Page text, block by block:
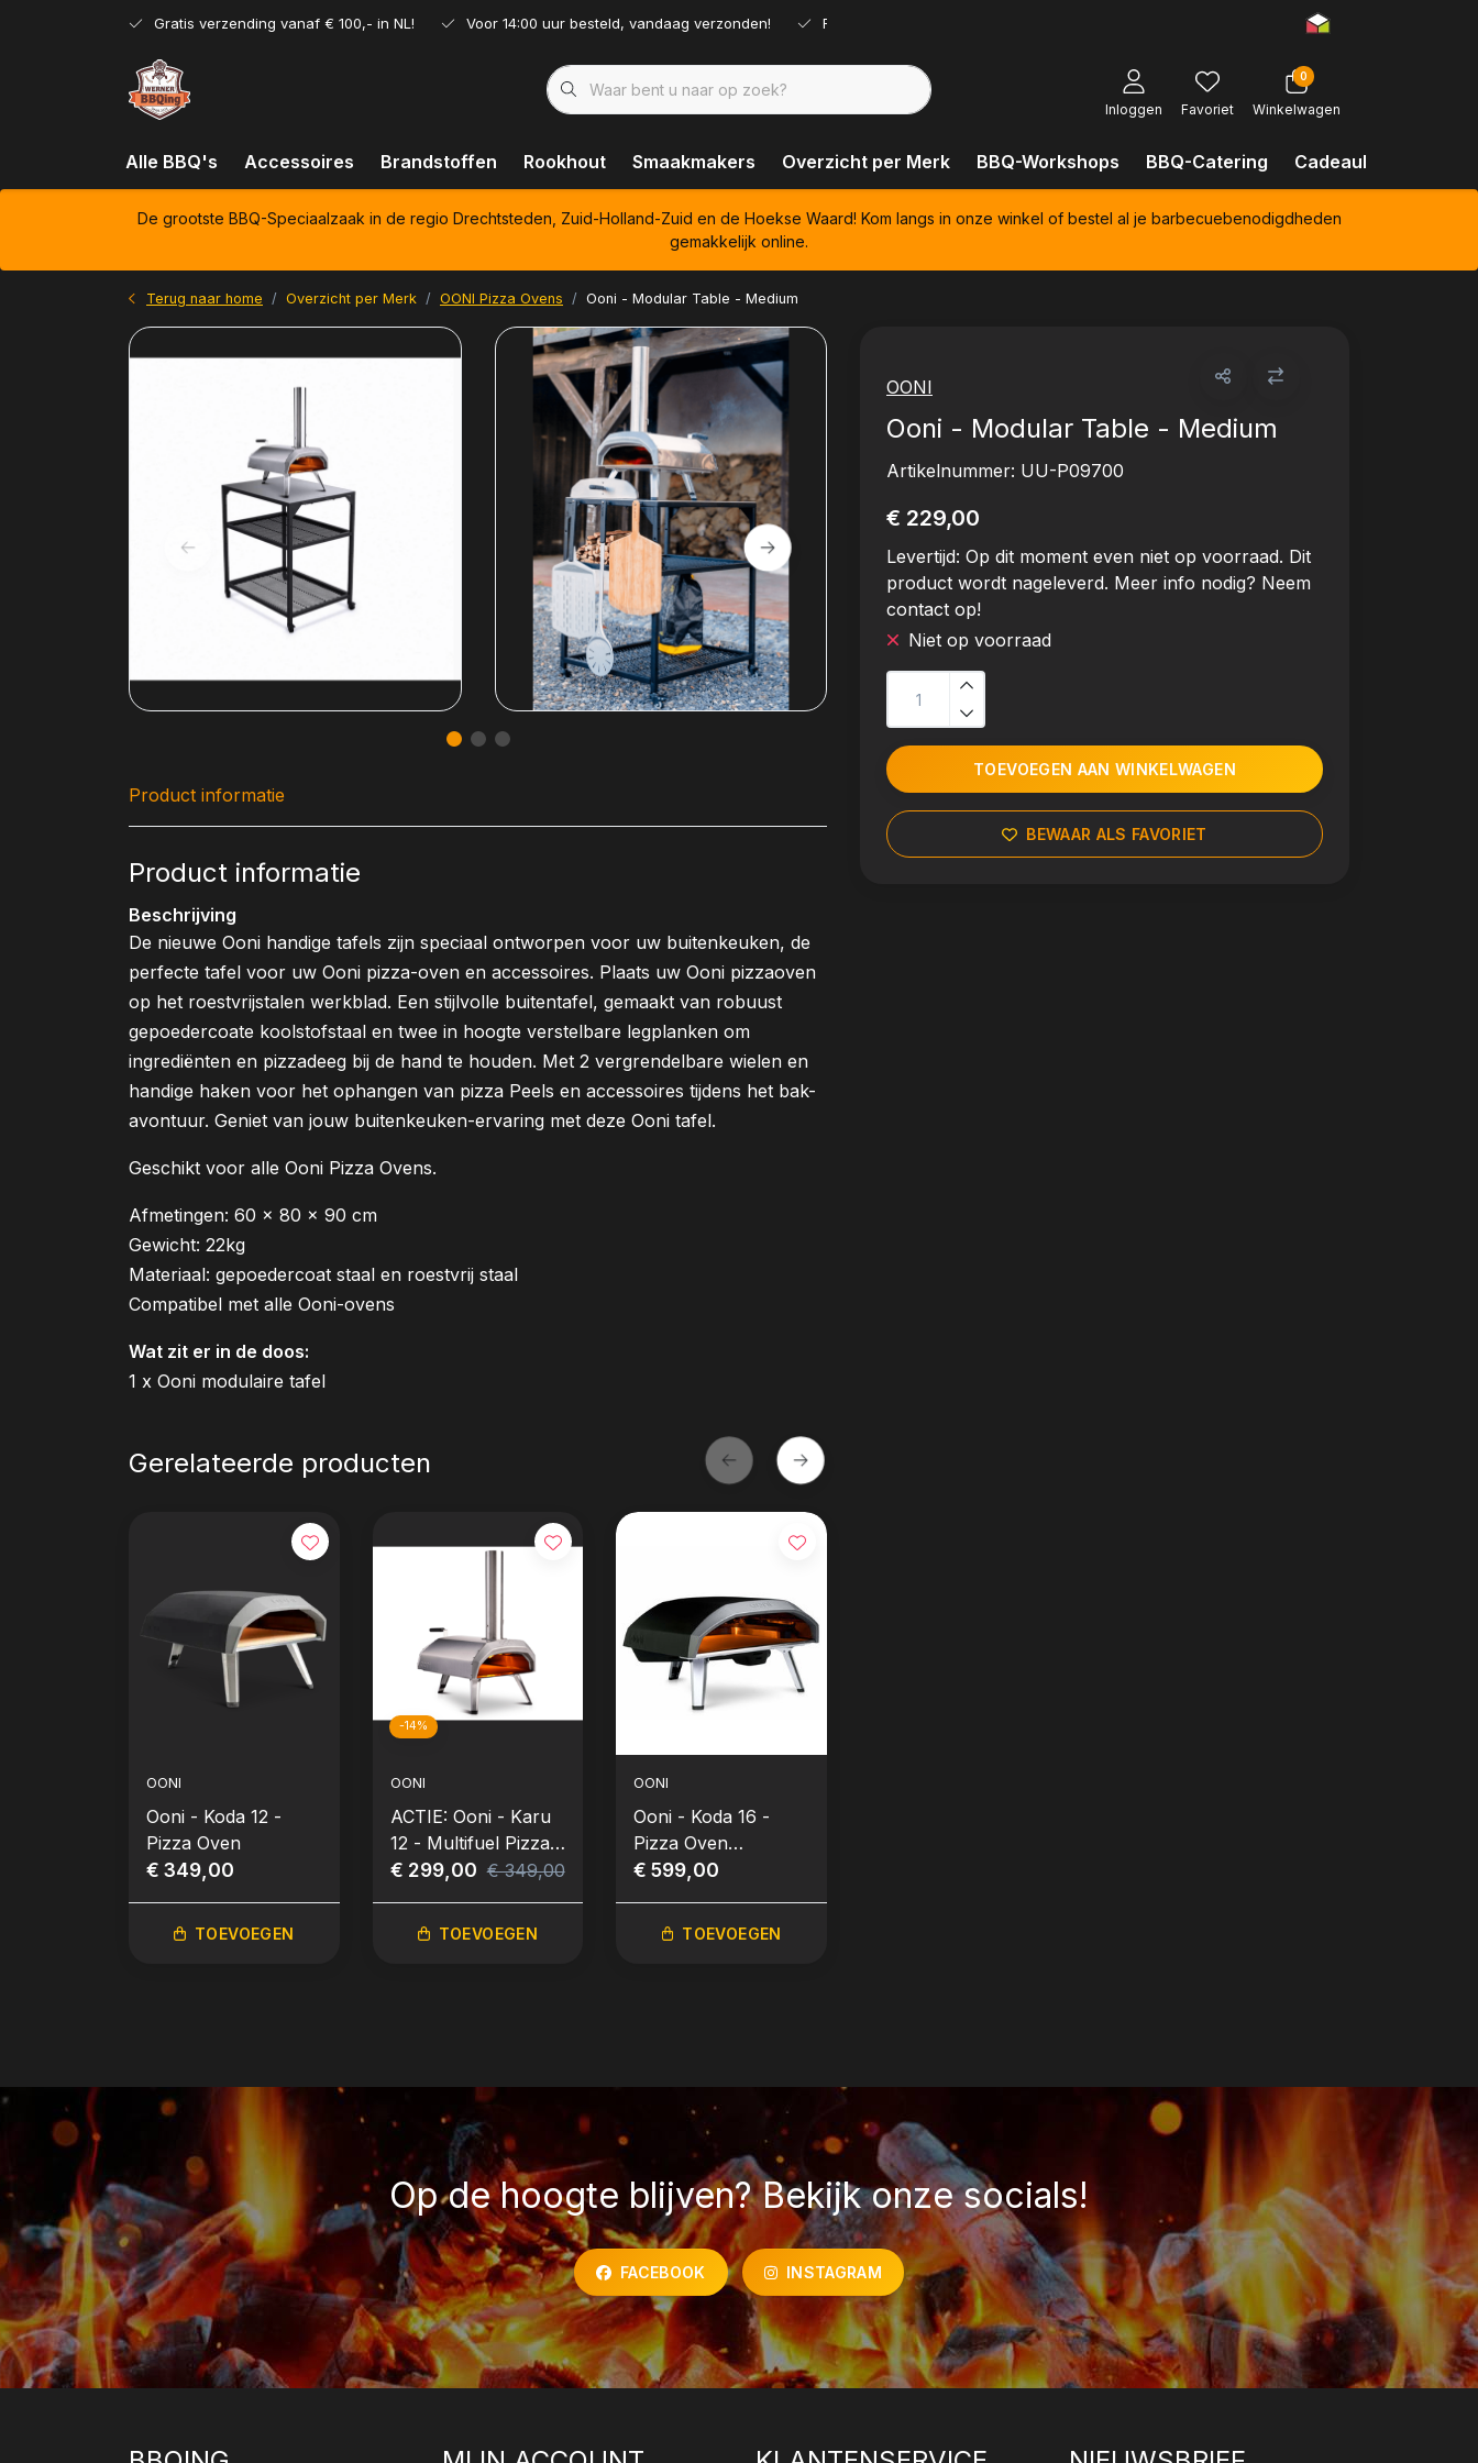
Gratis verzending vanaf € 100,- in NL! Voor 14:00 uur besteld, vandaag verzonden! Ruim assortiment!
Inloggen Favoriet
0
Winkelwagen
Alle BBQ's Accessoires Brandstoffen Rookhout Smaakmakers Overzicht per Merk BBQ-Workshops BBQ-Catering Cadeaubonnen
De grootste BBQ-Speciaalzaak in de regio Drechtsteden, Zuid-Holland-Zuid en de Hoekse Waard! Kom langs in onze winkel of bestel al je barbecuebenodigdheden
gemakkelijk online.
Terug naar home Overzicht per Merk OONI Pizza Ovens Ooni - Modular Table - Medium
OONI
Ooni - Modular Table - Medium
Artikelnummer: UU-P09700
€ 229,00
Levertijd: Op dit moment even niet op voorraad. Dit
product wordt nageleverd. Meer info nodig? Neem
contact op!
Niet op voorraad
TOEVOEGEN AAN WINKELWAGEN
BEWAAR ALS FAVORIET
Product informatie
Product informatie
Beschrijving
De nieuwe Ooni handige tafels zijn speciaal ontworpen voor uw buitenkeuken, de
perfecte tafel voor uw Ooni pizza-oven en accessoires. Plaats uw Ooni pizzaoven
op het roestvrijstalen werkblad. Een stijlvolle buitentafel, gemaakt van robuust
gepoedercoate koolstofstaal en twee in hoogte verstelbare legplanken om
ingrediënten en pizzadeeg bij de hand te houden. Met 2 vergrendelbare wielen en
handige haken voor het ophangen van pizza Peels en accessoires tijdens het bak-
avontuur. Geniet van jouw buitenkeuken-ervaring met deze Ooni tafel.
Geschikt voor alle Ooni Pizza Ovens.
Afmetingen: 60 x 80 x 90 cm
Gewicht: 22kg
Materiaal: gepoedercoat staal en roestvrij staal
Compatibel met alle Ooni-ovens
Wat zit er in de doos:
1 x Ooni modulaire tafel
Gerelateerde producten
OONI
Ooni - Koda 12 -
Pizza Oven
€ 349,00
TOEVOEGEN
-14%
OONI
ACTIE: Ooni - Karu
12 - Multifuel Pizza
Oven
€ 299,00 € 349,00
TOEVOEGEN
OONI
Ooni - Koda 16 -
Pizza Oven
(30mBar)
€ 599,00
TOEVOEGEN
Op de hoogte blijven? Bekijk onze socials!
FACEBOOK INSTAGRAM